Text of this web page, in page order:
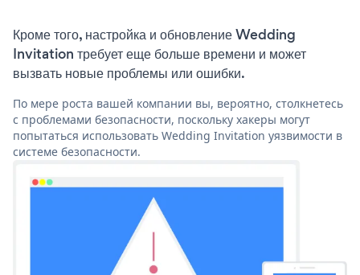
Кроме того, настройка и обновление Wedding
Invitation требует еще больше времени и может
вызвать новые проблемы или ошибки.
По мере роста вашей компании вы, вероятно, столкнетесь
с проблемами безопасности, поскольку хакеры могут
попытаться использовать Wedding Invitation уязвимости в
системе безопасности.